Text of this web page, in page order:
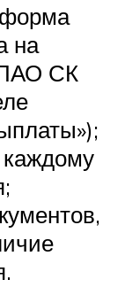
на
СК